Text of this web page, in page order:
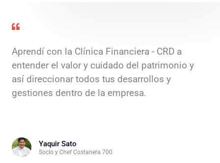
Aprendí con la Clínica Financiera - CRD a
entender el valor y cuidado del patrimonio y
así direccionar todos tus desarrollos y
gestiones dentro de la empresa.
Yaquir Sato
Socio y Chef Costanera 700